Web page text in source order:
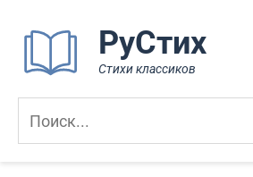
контенту
РуСтих
Стихи классиков